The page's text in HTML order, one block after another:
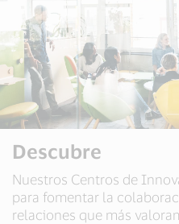
Descubre
Nuestros Centros de
para fomentar la
relaciones que más